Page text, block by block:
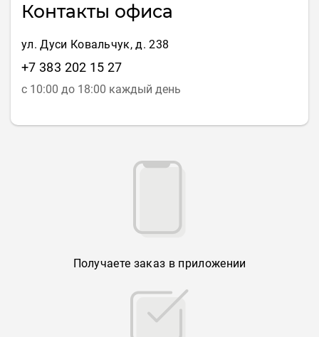
Контакты офиса
ул. Дуси Ковальчук, д. 238
+7 383 202 15 27
с 10:00 до 18:00 каждый день
Получаете заказ в приложении